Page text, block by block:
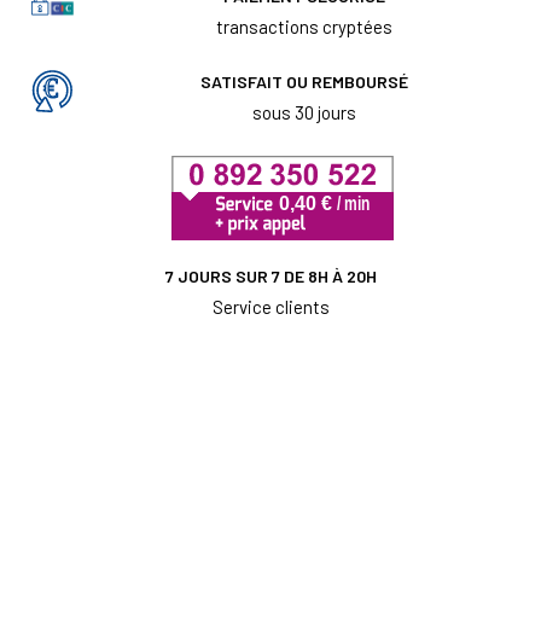
transactions cryptées
SATISFAIT OU REMBOURSÉ
sous 30 jours
7 JOURS SUR 7 DE 8H À 20H
Service clients